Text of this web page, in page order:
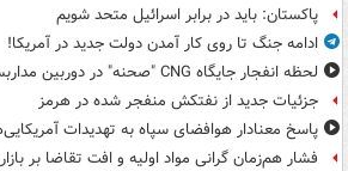
پاکستان: باید در برابر اسرائیل متحد شویم
ادامه جنگ تا روی کار آمدن دولت جدید در آمریکا!
لحظه انفجار جایگاه CNG "صحنه" در دوربین مداربسته
جزئیات جدید از نفتکش منفجر شده در هرمز
پاسخ معنادار هوافضای سپاه به تهدیدات
فشار هم‌زمان گرانی مواد اولیه و افت تقاضا بر